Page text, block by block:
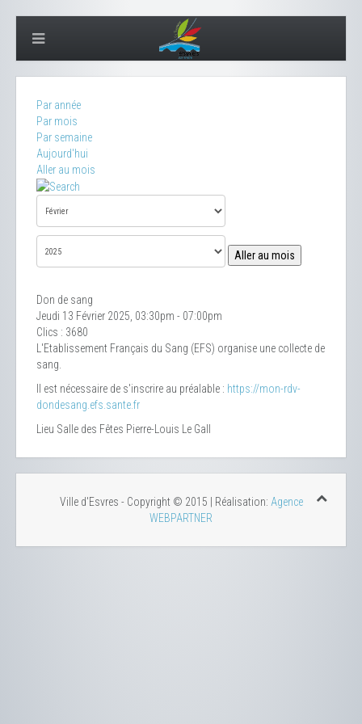
Par année
Par mois
Par semaine
Aujourd'hui
Aller au mois
Aller au mois
Don de sang
Jeudi 13 Février 2025, 03:30pm - 07:00pm
Clics : 3680
L'Etablissement Français du Sang (EFS) organise une collecte de
sang.
Il est nécessaire de s'inscrire au préalable : https://mon-rdv-
dondesang.efs.sante.fr
Lieu Salle des Fêtes Pierre-Louis Le Gall
Ville d'Esvres - Copyright © 2015 | Réalisation: Agence
WEBPARTNER